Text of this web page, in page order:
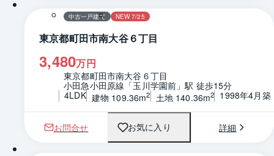
中古一戸建て NEW 7/25
東京都町田市南大谷６丁目
3,480万円
東京都町田市南大谷６丁目
小田急小田原線「玉川学園前」駅 徒歩15分
4LDK 建物 109.36m2 土地 140.36m2 1998年4月築
お問合せ お気に入り 詳細
1 / 0 間取り